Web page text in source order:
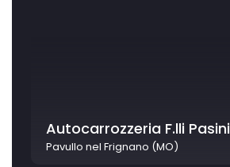
Autocarrozzeria F.lli Pasini
Pavullo nel Frignano (MO)